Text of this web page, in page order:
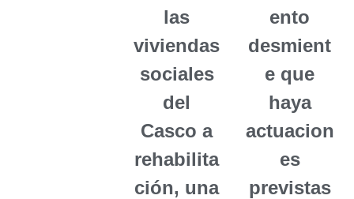
las
viviendas
sociales
del
Casco a
rehabilita
ción, una
ento
desmient
e que
haya
actuacion
es
previstas